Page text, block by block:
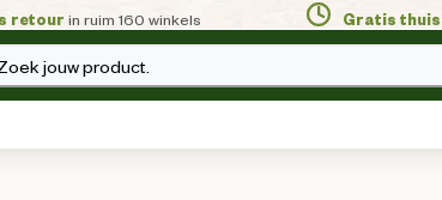
retour in ruim 160 winkels Gratis
jouw product.